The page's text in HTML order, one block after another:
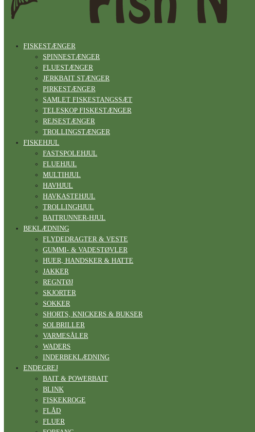
FISKESTÆNGER
SPINNESTÆNGER
FLUESTÆNGER
JERKBAIT STÆNGER
PIRKESTÆNGER
SAMLET FISKESTANGSSÆT
TELESKOP FISKESTÆNGER
REJSESTÆNGER
TROLLINGSTÆNGER
FISKEHJUL
FASTSPOLEHJUL
FLUEHJUL
MULTIHJUL
HAVHJUL
HAVKASTEHJUL
TROLLINGHJUL
BAITRUNNER-HJUL
BEKLÆDNING
FLYDEDRAGTER & VESTE
GUMMI- & VADESTØVLER
HUER, HANDSKER & HATTE
JAKKER
REGNTØJ
SKJORTER
SOKKER
SHORTS, KNICKERS & BUKSER
SOLBRILLER
VARMESÅLER
WADERS
INDERBEKLÆDNING
ENDEGREJ
BAIT & POWERBAIT
BLINK
FISKEKROGE
FLÅD
FLUER